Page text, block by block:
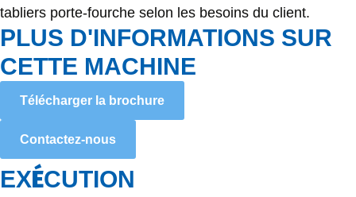
tabliers porte-fourche selon les besoins du client.
PLUS D'INFORMATIONS SUR
CETTE MACHINE
Télécharger la brochure
Contactez-nous
EXÉCUTION